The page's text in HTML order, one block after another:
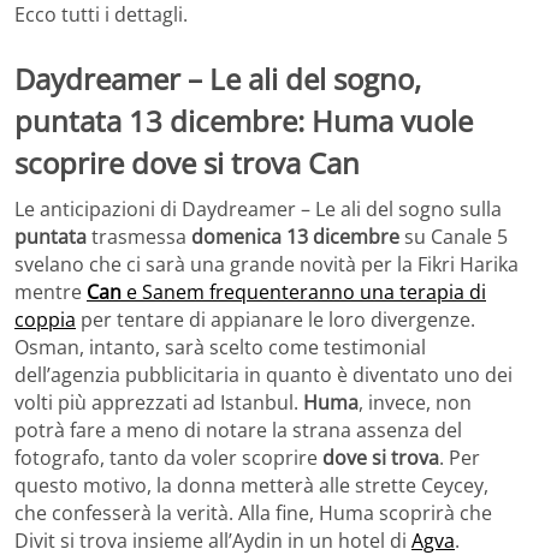
Ecco tutti i dettagli.
Daydreamer – Le ali del sogno,
puntata 13 dicembre: Huma vuole
scoprire dove si trova Can
Le anticipazioni di Daydreamer – Le ali del sogno sulla
puntatatrasmessa domenica 13 dicembresu Canale 5
svelano che ci sarà una grande novità per la Fikri Harika
mentre Can e Sanem frequenteranno una terapia di
coppia per tentare di appianare le loro divergenze.
Osman, intanto, sarà scelto come testimonial
dell’agenzia pubblicitaria in quanto è diventato uno dei
volti più apprezzati ad Istanbul. Huma, invece, non
potrà fare a meno di notare la strana assenza del
fotografo, tanto da voler scoprire dove si trova. Per
questo motivo, la donna metterà alle strette Ceycey,
che confesserà la verità. Alla fine, Huma scoprirà che
Divit si trova insieme all’Aydin in un hotel di Agva.